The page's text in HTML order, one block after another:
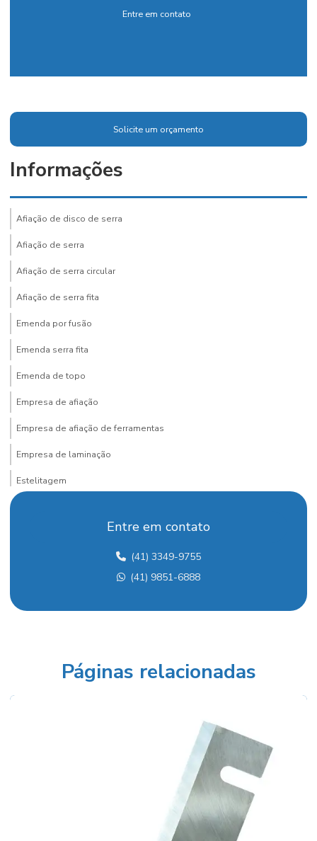
Entre em contato
Solicite um orçamento
Informações
Afiação de disco de serra
Afiação de serra
Afiação de serra circular
Afiação de serra fita
Emenda por fusão
Emenda serra fita
Emenda de topo
Empresa de afiação
Empresa de afiação de ferramentas
Empresa de laminação
Estelitagem
Faca para desengrosso 400mm
Faca para desengrosso 400x75x9
Faca desengrosso 600
Entre em contato
(41) 3349-9755
(41) 9851-6888
Páginas relacionadas